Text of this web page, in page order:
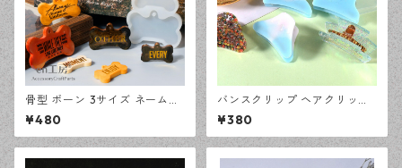
骨型 ボーン 3サイズ ネームタ
グ シリコンモールド レジン型
モールド ハンドメイド 資材
【en工房】
¥480
バンスクリップ ヘアクリップ
6種 シリコンモールド レジン
型 モールド ハンドメイド 資材
【en工房】
¥380